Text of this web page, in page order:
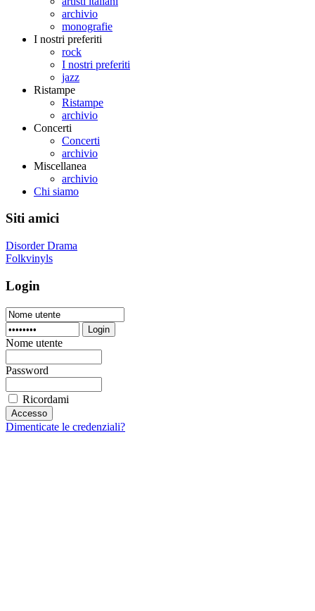
archivio
monografie
I nostri preferiti
rock
I nostri preferiti
jazz
Ristampe
Ristampe
archivio
Concerti
Concerti
archivio
Miscellanea
archivio
Chi siamo
Siti amici
Disorder Drama
Folkvinyls
Login
Login
Nome utente
Password
Ricordami
Dimenticate le credenziali?